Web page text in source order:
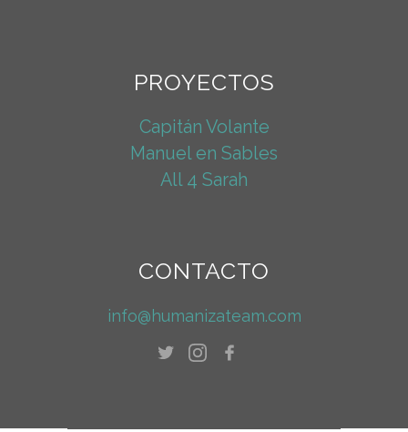
PROYECTOS
Capitán Volante
Manuel en Sables
All 4 Sarah
CONTACTO
info@humanizateam.com